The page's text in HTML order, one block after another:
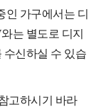
인 가구에서는 디
는 별도로 디지
수신하실 수 있습
고하시기 바라